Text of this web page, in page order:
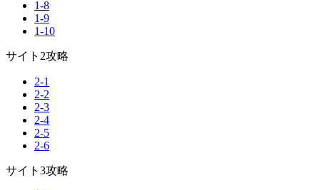
1-8
1-9
1-10
サイト2攻略
2-1
2-2
2-3
2-4
2-5
2-6
サイト3攻略